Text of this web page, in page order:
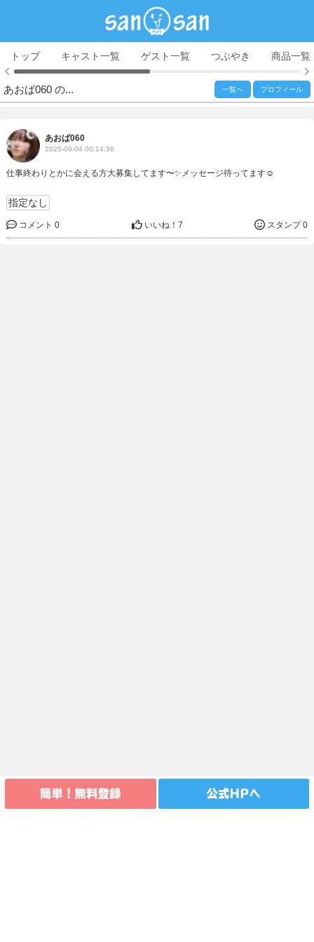
トップ キャスト一覧 ゲスト一覧 つぶやき 商品一覧
あおば060 の... 一覧へ プロフィール
あおば060
2025-09-04 00:14:36
仕事終わりとかに会える方大募集してます〜✨️メッセージ待ってます☺️
指定なし
コメント 0 いいね！ 7 スタンプ 0